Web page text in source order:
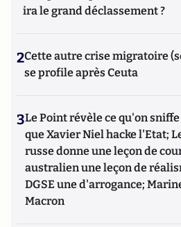
ira le grand déclassement ?
2Cette autre crise migratoire
se profile après Ceuta
3Le Point révèle ce qu'on
que Xavier Niel hacke l'Etat;
russe donne une leçon de
australien une leçon de
DGSE une d'arrogance;
Macron